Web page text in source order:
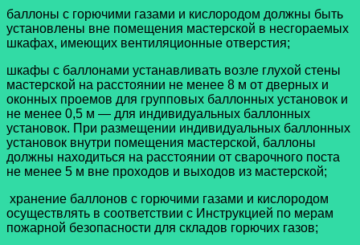
баллоны с горючими газами и кислородом должны быть
установлены вне помещения мастерской в несгораемых
шкафах, имеющих вентиляционные отверстия;
шкафы с баллонами устанавливать возле глухой стены
мастерской на расстоянии не менее 8 м от дверных и
оконных проемов для групповых баллонных установок и
не менее 0,5 м — для индивидуальных баллонных
установок. При размещении индивидуальных баллонных
установок внутри помещения мастерской, баллоны
должны находиться на расстоянии от сварочного поста
не менее 5 м вне проходов и выходов из мастерской;
хранение баллонов с горючими газами и кислородом
осуществлять в соответствии с Инструкцией по мерам
пожарной безопасности для складов горючих газов;